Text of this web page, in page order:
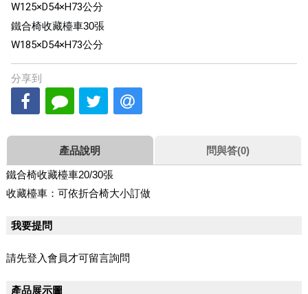
W125×D54×H73公分
鐵合椅收藏檯車30張
W185×D54×H73公分
分享到
產品說明 問與答(0)
鐵合椅收藏檯車20/30張
收藏檯車：可依折合椅大小訂做
我要提問
請先登入會員才可留言詢問
產品展示圖